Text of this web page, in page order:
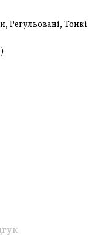
Регульовані, Тонкі